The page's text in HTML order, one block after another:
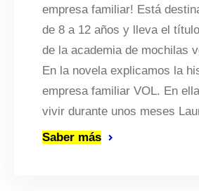
empresa familiar! Está
de 8 a 12 años y lleva el
de la academia de mochilas
En la novela explicamos la
empresa familiar VOL. En
vivir durante unos meses
Saber más